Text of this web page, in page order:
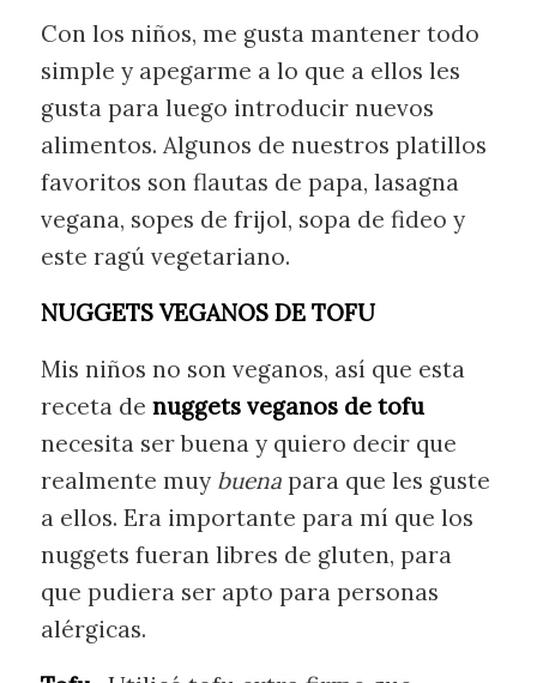
Con los niños, me gusta mantener todo
simple y apegarme a lo que a ellos les
gusta para luego introducir nuevos
alimentos. Algunos de nuestros platillos
favoritos son flautas de papa, lasagna
vegana, sopes de frijol, sopa de fideo y
este ragú vegetariano.
NUGGETS VEGANOS DE TOFU
Mis niños no son veganos, así que esta
receta de nuggets veganos de tofu
necesita ser buena y quiero decir que
realmente muybuenapara que les guste
a ellos. Era importante para mí que los
nuggets fueran libres de gluten, para
que pudiera ser apto para personas
alérgicas.